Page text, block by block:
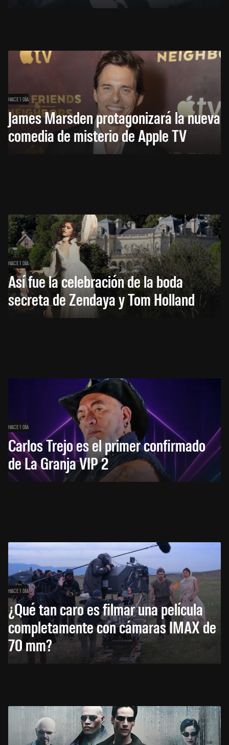
HACE 1 DÍA
James Marsden protagonizará la nueva
comedia de misterio de Apple TV
HACE 1 DÍA
Así fue la celebración de la boda
secreta de Zendaya y Tom Holland
HACE 1 DÍA
Carlos Trejo es el primer confirmado
de La Granja VIP 2
HACE 1 DÍA
¿Qué tan caro es filmar una película
completamente con cámaras IMAX de
70 mm?